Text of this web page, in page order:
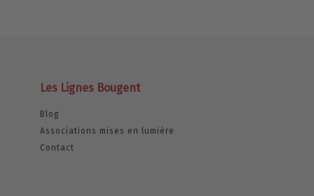
Les Lignes Bougent
Blog
Associations mises en lumière
Contact